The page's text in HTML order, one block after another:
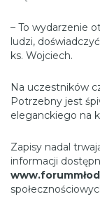
– To wydarzenie
ludzi,
ks. Wojciech.
Na uczestników
Potrzebny jest
eleganckiego na
Zapisy nadal
informacji